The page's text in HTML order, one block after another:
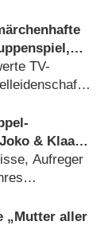
viel
TV-
& Klaas
Aufreger
„Mutter aller